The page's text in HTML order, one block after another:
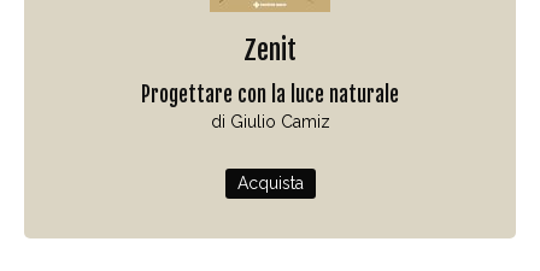
Zenit
Progettare con la luce naturale
di Giulio Camiz
Acquista